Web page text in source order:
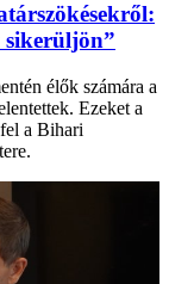
élők számára a
Ezeket a
a Bihari